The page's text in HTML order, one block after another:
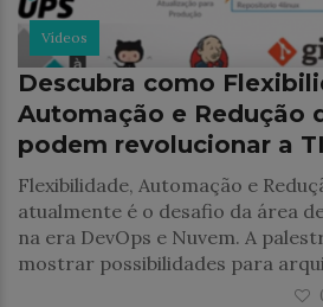
Vídeos
Descubra como
Automação e Redução
podem revolucionar a TI
Flexibilidade, Automação e
atualmente é o desafio da área
na era DevOps e Nuvem. A
mostrar possibilidades para